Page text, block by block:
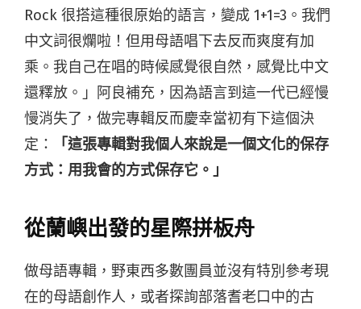
Rock 很搭這種很原始的語言，變成 1+1=3。我們
中文詞很爛啦！但用母語唱下去反而爽度有加
乘。我自己在唱的時候感覺很自然，感覺比中文
還釋放。」阿良補充，因為語言到這一代已經慢
慢消失了，做完專輯反而慶幸當初有下這個決
定：
「這張專輯對我個人來說是一個文化的保存
方式：用我會的方式保存它。」
從蘭嶼出發的星際拼板舟
做母語專輯，野東西多數團員並沒有特別參考現
在的母語創作人，或者探詢部落耆老口中的古